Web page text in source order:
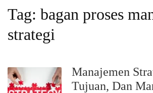
Tag: bagan proses
strategi
Manajemen
Tujuan, Dan